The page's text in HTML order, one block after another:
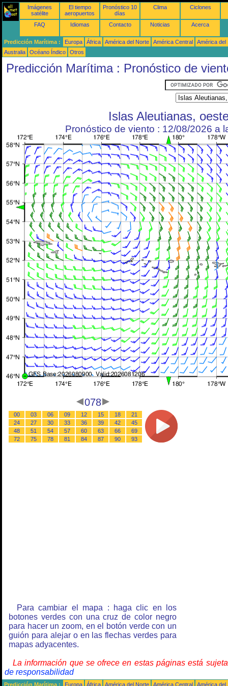
Imágenes
satélite
El tiempo
aeropuertos
Pronóstico 10
días
Clima Ciclones
FAQ Idiomas Contacto Noticias Acerca
Predicción Marítima : Europa África América del Norte América Central
América del
Australia
Océano Índico Otros
Predicción Marítima : Pronóstico de
Islas Aleutianas,
Pronóstico de viento : 12/08/2026 a
078
00 03 06 09 12 15 18
21
24
27 30 33 36 39 42
45
48
51 54 57 60 63 66
69
72
75 78 81 84 87 90 93
Para cambiar el mapa : haga clic en los
botones verdes con una cruz de color negro
para hacer un zoom, en el botón verde con un
guión para alejar o en las flechas verdes para
mapas adyacentes.
La información que se ofrece en estas páginas está
de responsabilidad
Predicción Marítima : Europa África América del Norte América Central
América del